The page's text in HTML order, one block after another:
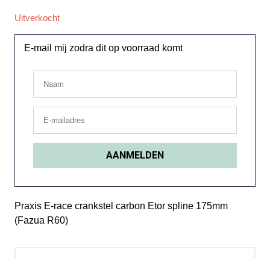
Uitverkocht
E-mail mij zodra dit op voorraad komt
Praxis E-race crankstel carbon Etor spline 175mm
(Fazua R60)